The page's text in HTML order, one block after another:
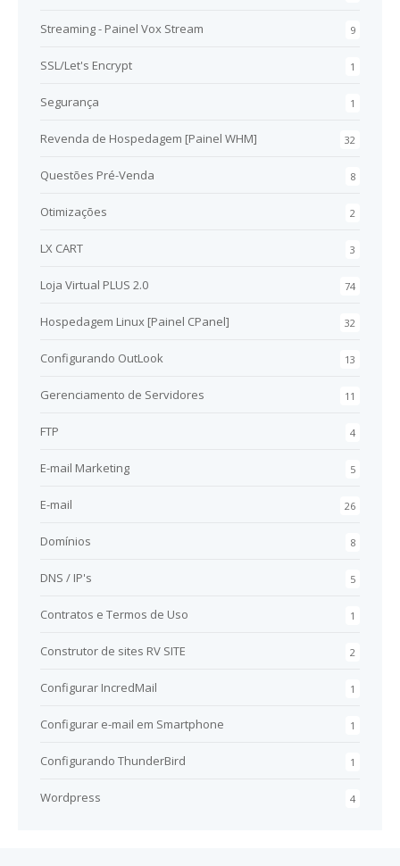
9
Streaming - Painel Vox Stream
1
SSL/Let's Encrypt
1
Segurança
32
Revenda de Hospedagem [Painel WHM]
8
Questões Pré-Venda
2
Otimizações
3
LX CART
74
Loja Virtual PLUS 2.0
32
Hospedagem Linux [Painel CPanel]
13
Configurando OutLook
11
Gerenciamento de Servidores
4
FTP
5
E-mail Marketing
26
E-mail
8
Domínios
5
DNS / IP's
1
Contratos e Termos de Uso
2
Construtor de sites RV SITE
1
Configurar IncredMail
1
Configurar e-mail em Smartphone
1
Configurando ThunderBird
4
Wordpress